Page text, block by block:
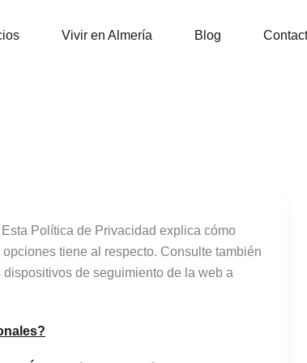
Inicio Propiedades
Vivir en Almería Blog
Política de Privacidad explica cómo
tiene al respecto. Consulte también
de seguimiento de la web a